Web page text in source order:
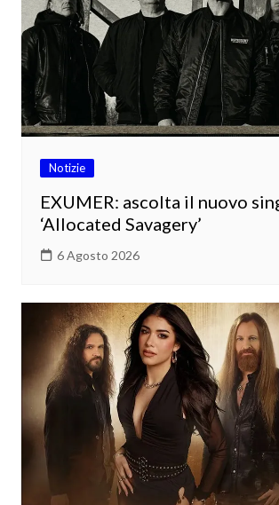
Notizie
EXUMER: ascolta il nuovo
‘Allocated Savagery’
6 Agosto 2026